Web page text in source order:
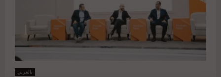
بالعربي